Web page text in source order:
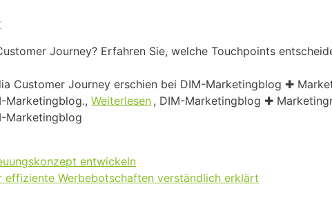
Journey? Erfahren Sie, welche Touchpoints
Customer Journey erschien bei DIM-Marketingblog ✚
Marketingblog., Weiterlesen , DIM-Marketingblog ✚
Marketingblog
entwickeln
Werbebotschaften verständlich erklärt